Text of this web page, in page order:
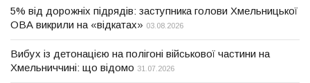
5% від дорожніх підрядів: заступника голови Хмельницької
ОВА викрили на «відкатах» 03.08.2026
Вибух із детонацією на полігоні військової частини на
Хмельниччині: що відомо 31.07.2026